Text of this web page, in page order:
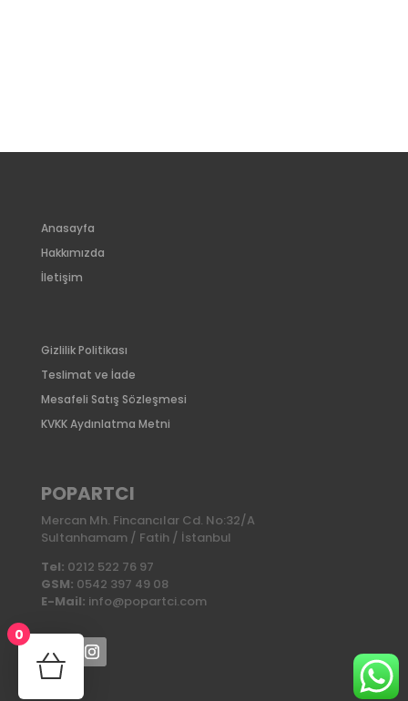
Anasayfa
Hakkımızda
İletişim
Gizlilik Politikası
Teslimat ve İade
Mesafeli Satış Sözleşmesi
KVKK Aydınlatma Metni
POPARTCI
Mercan Mh. Fincancılar Cd. No:32/A
Sultanhamam / Fatih / İstanbul
Tel: 0212 522 76 97
GSM: 0542 397 49 08
E-Mail: info@popartci.com
0